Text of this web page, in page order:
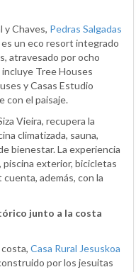
y Chaves, Pedras Salgadas
un eco resort integrado
atravesado por ocho
Tree Houses
y Casas Estudio
con el paisaje.
Vieira, recupera la
climatizada, sauna,
bienestar. La experiencia
exterior, bicicletas
además, con la
junto a la costa
Casa Rural Jesuskoa
por los jesuitas